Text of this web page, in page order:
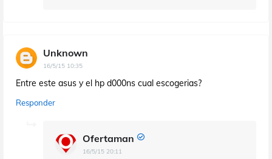
Unknown
16/5/15 10:35
Entre este asus y el hp d000ns cual escogerias?
Responder
Ofertaman
16/5/15 20:11